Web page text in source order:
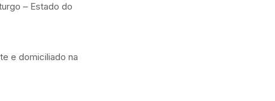
– Estado do
e domiciliado na